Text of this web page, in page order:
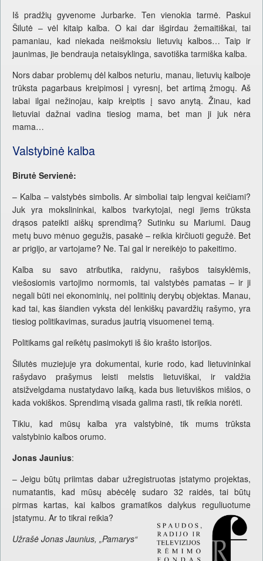
Iš pradžių gyvenome Jurbarke. Ten vienokia tarmė. Paskui
Šilutė – vėl kitaip kalba. O kai dar išgirdau žemaitiškai, tai
pamaniau, kad niekada neišmoksiu lietuvių kalbos… Taip ir
jaunimas, jie bendrauja netaisyklinga, savotiška tarmiška kalba.
Nors dabar problemų dėl kalbos neturiu, manau, lietuvių kalboje
trūksta pagarbaus kreipimosi į vyresnį, bet artimą žmogų. Aš
labai ilgai nežinojau, kaip kreiptis į savo anytą. Žinau, kad
lietuviai dažnai vadina tiesiog mama, bet man ji juk nėra
mama…
Valstybinė kalba
Birutė Servienė:
– Kalba – valstybės simbolis. Ar simboliai taip lengvai keičiami?
Juk yra mokslininkai, kalbos tvarkytojai, negi jiems trūksta
drąsos pateikti aiškų sprendimą? Sutinku su Mariumi. Daug
metų buvo mėnuo gegužis, pasakė – reikia kirčiuoti gegužė. Bet
ar prigijo, ar vartojame? Ne. Tai gal ir nereikėjo to pakeitimo.
Kalba su savo atributika, raidynu, rašybos taisyklėmis,
viešosiomis vartojimo normomis, tai valstybės pamatas – ir ji
negali būti nei ekonominių, nei politinių derybų objektas. Manau,
kad tai, kas šiandien vyksta dėl lenkiškų pavardžių rašymo, yra
tiesiog politikavimas, suradus jautrią visuomenei temą.
Politikams gal reikėtų pasimokyti iš šio krašto istorijos.
Šilutės muziejuje yra dokumentai, kurie rodo, kad lietuvininkai
rašydavo prašymus leisti melstis lietuviškai, ir valdžia
atsižvelgdama nustatydavo laiką, kada bus lietuviškos mišios, o
kada vokiškos. Sprendimą visada galima rasti, tik reikia norėti.
Tikiu, kad mūsų kalba yra valstybinė, tik mums trūksta
valstybinio kalbos orumo.
Jonas Jaunius:
– Jeigu būtų priimtas dabar užregistruotas įstatymo projektas,
numatantis, kad mūsų abėcėlę sudaro 32 raidės, tai būtų
pirmas kartas, kai kalbos gramatikos dalykus reguliuotume
įstatymu. Ar to tikrai reikia?
Užrašė Jonas Jaunius, „Pamarys“